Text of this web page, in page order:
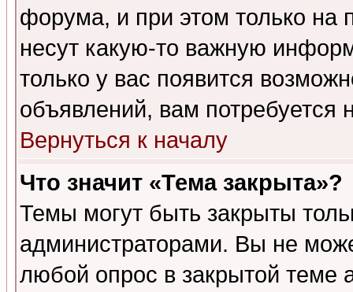
форума, и при этом только на
несут какую-то важную
только у вас появится
объявлений, вам потребуется
Вернуться к началу
Что значит «Тема закрыта»?
Темы могут быть закрыты
администраторами. Вы не
любой опрос в закрытой теме